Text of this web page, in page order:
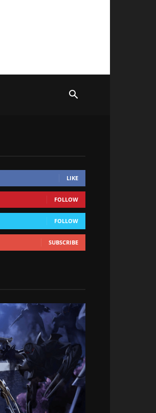
LIKE
FOLLOW
FOLLOW
SUBSCRIBE